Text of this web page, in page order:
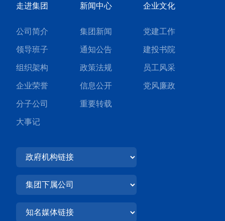
走进集团
公司简介
领导班子
组织架构
企业荣誉
分子公司
大事记
新闻中心
集团新闻
通知公告
政策法规
信息公开
重要转载
企业文化
党建工作
建投书院
员工风采
党风廉政